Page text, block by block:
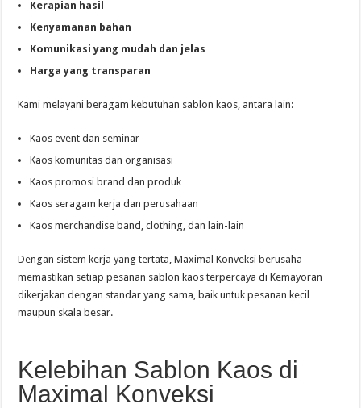
Kerapian hasil
Kenyamanan bahan
Komunikasi yang mudah dan jelas
Harga yang transparan
Kami melayani beragam kebutuhan sablon kaos, antara lain:
Kaos event dan seminar
Kaos komunitas dan organisasi
Kaos promosi brand dan produk
Kaos seragam kerja dan perusahaan
Kaos merchandise band, clothing, dan lain-lain
Dengan sistem kerja yang tertata, Maximal Konveksi berusaha
memastikan setiap pesanan sablon kaos terpercaya di Kemayoran
dikerjakan dengan standar yang sama, baik untuk pesanan kecil
maupun skala besar.
Kelebihan Sablon Kaos di
Maximal Konveksi